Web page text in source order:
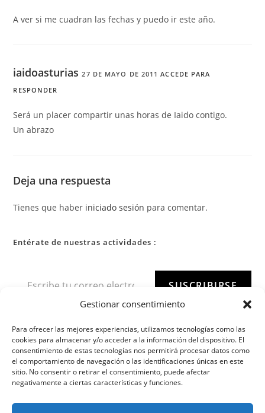
Gestionar consentimiento
Para ofrecer las mejores experiencias, utilizamos tecnologías como las
cookies para almacenar y/o acceder a la información del dispositivo. El
consentimiento de estas tecnologías nos permitirá procesar datos como
el comportamiento de navegación o las identificaciones únicas en este
sitio. No consentir o retirar el consentimiento, puede afectar
negativamente a ciertas características y funciones.
A ver si me cuadran las fechas y puedo ir este año.
iaidoasturias 27 DE MAYO DE 2011 ACCEDE PARA
RESPONDER
Será un placer compartir unas horas de Iaido contigo.
Un abrazo
Deja una respuesta
Tienes que haber iniciado sesión para comentar.
Entérate de nuestras actividades :
SUSCRIBIRSE